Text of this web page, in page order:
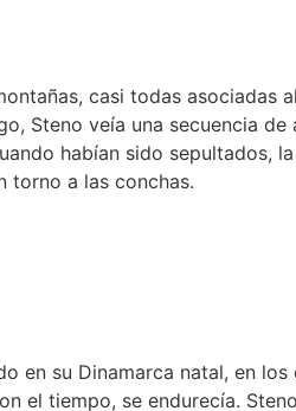
casi todas asociadas
Steno veía una secuencia
habían sido sepultados,
torno a las conchas.
en su Dinamarca natal, en
el tiempo, se endurecía.